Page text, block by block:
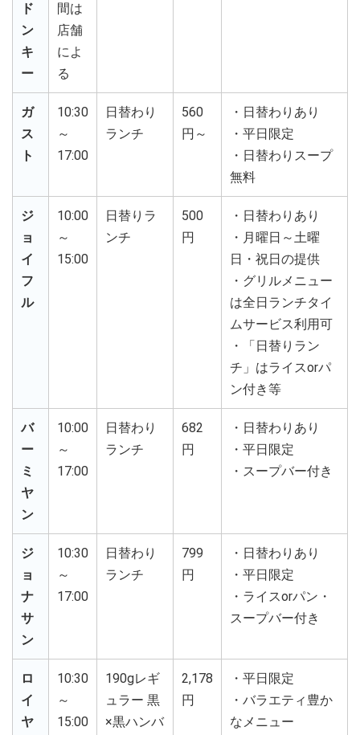
ド
ン
キ
ー
間は
店舗
によ
る
ガ
ス
ト
10:30
～
17:00
日替わり
ランチ
560
円～
・日替わりあり
・平日限定
・日替わりスープ
無料
ジ
ョ
イ
フ
ル
10:00
～
15:00
日替りラ
ンチ
500
円
・日替わりあり
・月曜日～土曜
日・祝日の提供
・グリルメニュー
は全日ランチタイ
ムサービス利用可
・「日替りラン
チ」はライスorパ
ン付き等
バ
ー
ミ
ヤ
ン
10:00
～
17:00
日替わり
ランチ
682
円
・日替わりあり
・平日限定
・スープバー付き
ジ
ョ
ナ
サ
ン
10:30
～
17:00
日替わり
ランチ
799
円
・日替わりあり
・平日限定
・ライスorパン・
スープバー付き
ロ
イ
ヤ
10:30
～
15:00
190gレギ
ュラー 黒
×黒ハンバ
2,178
円
・平日限定
・バラエティ豊か
なメニュー